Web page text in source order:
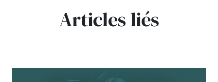
Articles liés